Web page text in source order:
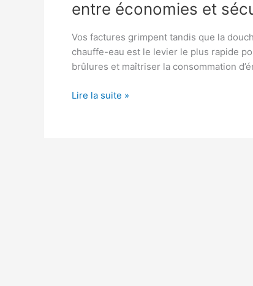
entre économies et
Vos factures grimpent tandis que la
chauffe-eau est le levier le plus rapide
brûlures et maîtriser la consommation
Régler
Lire la suite »